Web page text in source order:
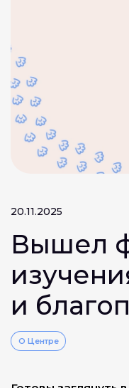
20.11.2025
Вышел
и
О Центре